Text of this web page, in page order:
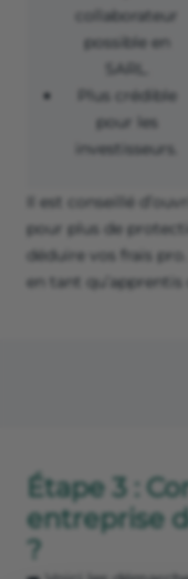
collaborateur
possible en
SARL.
Plus crédible
pour les
investisseurs.
Il est conseillé
pour plus de
déduire vos frais
en tant qu’apprentis
Étape 3 :
entreprise
?